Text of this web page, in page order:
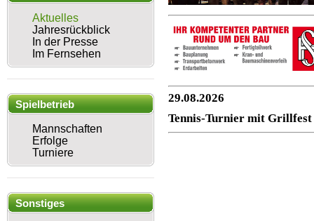
Aktuelles
Jahresrückblick
In der Presse
Im Fernsehen
Spielbetrieb
Mannschaften
Erfolge
Turniere
Sonstiges
29.08.2026
Tennis-Turnier mit